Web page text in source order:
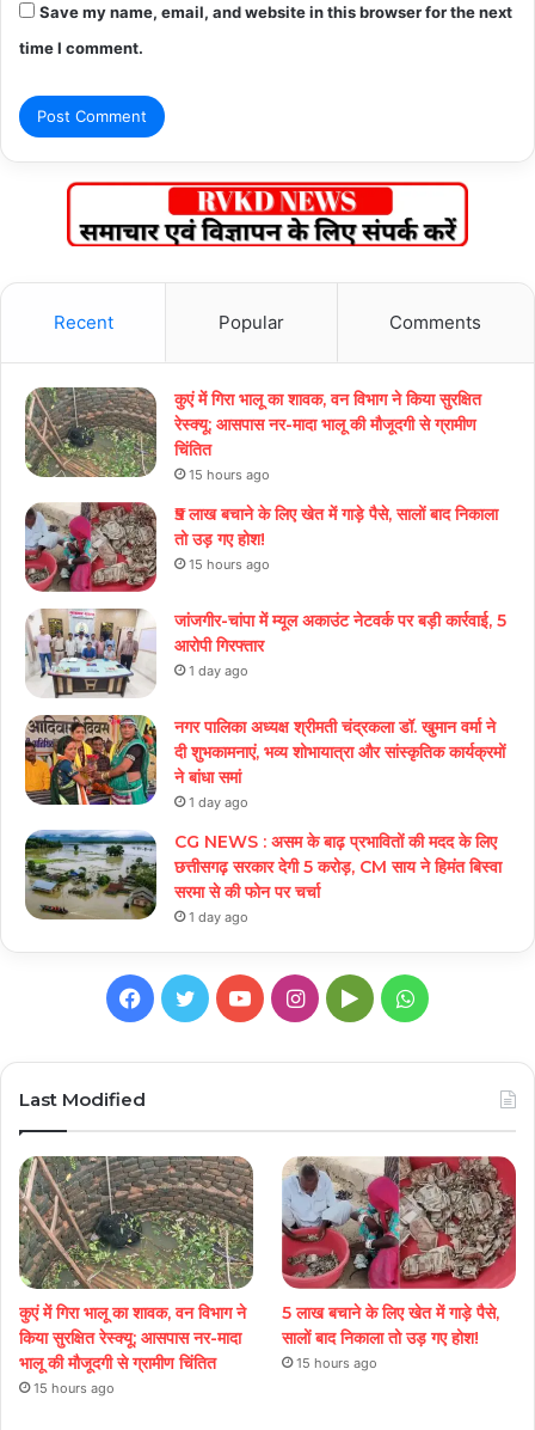
Save my name, email, and website in this browser for the next
time I comment.
Recent Popular Comments
कुएं में गिरा भालू का शावक, वन विभाग ने किया सुरक्षित
रेस्क्यू; आसपास नर-मादा भालू की मौजूदगी से ग्रामीण
चिंतित
15 hours ago
₹5 लाख बचाने के लिए खेत में गाड़े पैसे, सालों बाद निकाला
तो उड़ गए होश!
15 hours ago
जांजगीर-चांपा में म्यूल अकाउंट नेटवर्क पर बड़ी कार्रवाई, 5
आरोपी गिरफ्तार
1 day ago
नगर पालिका अध्यक्ष श्रीमती चंद्रकला डॉ. खुमान वर्मा ने
दी शुभकामनाएं, भव्य शोभायात्रा और सांस्कृतिक कार्यक्रमों
ने बांधा समां
1 day ago
CG NEWS : असम के बाढ़ प्रभावितों की मदद के लिए
छत्तीसगढ़ सरकार देगी 5 करोड़, CM साय ने हिमंत बिस्वा
सरमा से की फोन पर चर्चा
1 day ago
Facebook
TwitterYouTubeInstagram
GoogleWhatsApp
Last Modified
कुएं में गिरा भालू का शावक, वन विभाग ने
किया सुरक्षित रेस्क्यू; आसपास नर-मादा
भालू की मौजूदगी से ग्रामीण चिंतित
15 hours ago
5 लाख बचाने के लिए खेत में गाड़े पैसे,
सालों बाद निकाला तो उड़ गए होश!
15 hours ago